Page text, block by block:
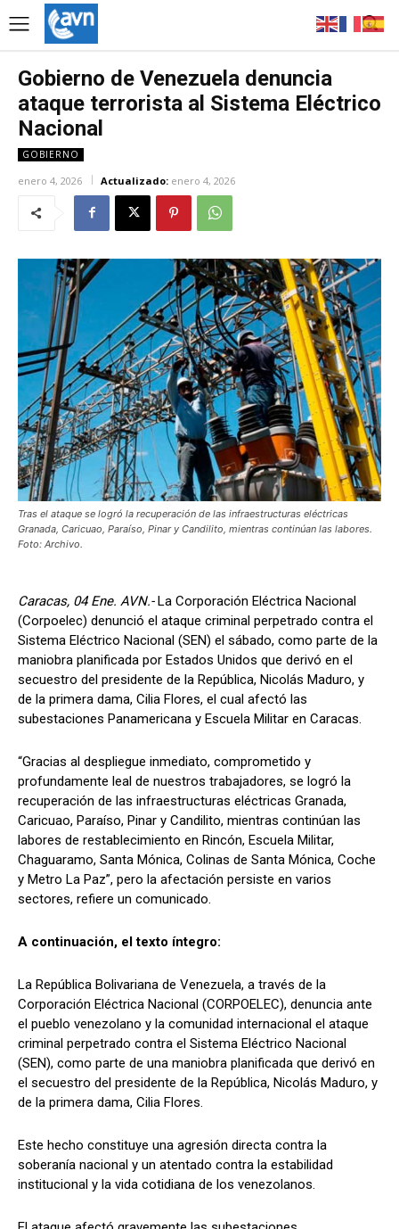
Gobierno de Venezuela denuncia
ataque terrorista al Sistema Eléctrico
Nacional
GOBIERNO
enero 4, 2026 Actualizado: enero 4, 2026
Tras el ataque se logró la recuperación de las infraestructuras eléctricas
Granada, Caricuao, Paraíso, Pinar y Candilito, mientras continúan las labores.
Foto: Archivo.
Caracas, 04 Ene. AVN.-La Corporación Eléctrica Nacional
(Corpoelec) denunció el ataque criminal perpetrado contra el
Sistema Eléctrico Nacional (SEN) el sábado, como parte de la
maniobra planificada por Estados Unidos que derivó en el
secuestro del presidente de la República, Nicolás Maduro, y
de la primera dama, Cilia Flores, el cual afectó las
subestaciones Panamericana y Escuela Militar en Caracas.
“Gracias al despliegue inmediato, comprometido y
profundamente leal de nuestros trabajadores, se logró la
recuperación de las infraestructuras eléctricas Granada,
Caricuao, Paraíso, Pinar y Candilito, mientras continúan las
labores de restablecimiento en Rincón, Escuela Militar,
Chaguaramo, Santa Mónica, Colinas de Santa Mónica, Coche
y Metro La Paz”, pero la afectación persiste en varios
sectores, refiere un comunicado.
A continuación, el texto íntegro:
La República Bolivariana de Venezuela, a través de la
Corporación Eléctrica Nacional (CORPOELEC), denuncia ante
el pueblo venezolano y la comunidad internacional el ataque
criminal perpetrado contra el Sistema Eléctrico Nacional
(SEN), como parte de una maniobra planificada que derivó en
el secuestro del presidente de la República, Nicolás Maduro, y
de la primera dama, Cilia Flores.
Este hecho constituye una agresión directa contra la
soberanía nacional y un atentado contra la estabilidad
institucional y la vida cotidiana de los venezolanos.